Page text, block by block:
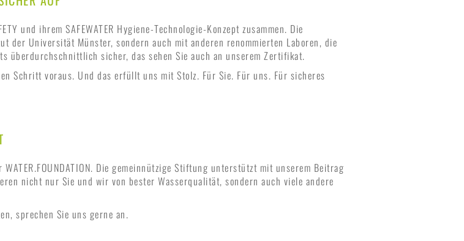
und ihrem SAFEWATER Hygiene-Technologie-Konzept zusammen. Die
der Universität Münster, sondern auch mit anderen renommierten Laboren, die
überdurchschnittlich sicher, das sehen Sie auch an unserem Zertifikat.
Schritt voraus. Und das erfüllt uns mit Stolz. Für Sie. Für uns. Für sicheres
Die gemeinnützige Stiftung unterstützt mit unserem Beitrag
nicht nur Sie und wir von bester Wasserqualität, sondern auch viele andere
sprechen Sie uns gerne an.